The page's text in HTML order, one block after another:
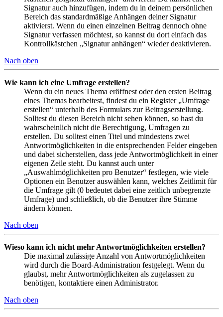
Signatur auch hinzufügen, indem du in deinem persönlichen
Bereich das standardmäßige Anhängen deiner Signatur
aktivierst. Wenn du einen einzelnen Beitrag dennoch ohne
Signatur verfassen möchtest, so kannst du dort einfach das
Kontrollkästchen „Signatur anhängen“ wieder deaktivieren.
Nach oben
Wie kann ich eine Umfrage erstellen?
Wenn du ein neues Thema eröffnest oder den ersten Beitrag
eines Themas bearbeitest, findest du ein Register „Umfrage
erstellen“ unterhalb des Formulars zur Beitragserstellung.
Solltest du diesen Bereich nicht sehen können, so hast du
wahrscheinlich nicht die Berechtigung, Umfragen zu
erstellen. Du solltest einen Titel und mindestens zwei
Antwortmöglichkeiten in die entsprechenden Felder eingeben
und dabei sicherstellen, dass jede Antwortmöglichkeit in einer
eigenen Zeile steht. Du kannst auch unter
„Auswahlmöglichkeiten pro Benutzer“ festlegen, wie viele
Optionen ein Benutzer auswählen kann, welches Zeitlimit für
die Umfrage gilt (0 bedeutet dabei eine zeitlich unbegrenzte
Umfrage) und schließlich, ob die Benutzer ihre Stimme
ändern können.
Nach oben
Wieso kann ich nicht mehr Antwortmöglichkeiten erstellen?
Die maximal zulässige Anzahl von Antwortmöglichkeiten
wird durch die Board-Administration festgelegt. Wenn du
glaubst, mehr Antwortmöglichkeiten als zugelassen zu
benötigen, kontaktiere einen Administrator.
Nach oben